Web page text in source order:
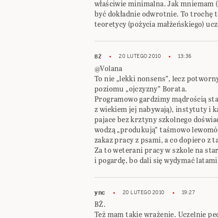
właściwie minimalna. Jak
być dokładnie odwrotnie. To trochę
teoretycy (pożycia małżeńskiego)
BŻ 20 LUTEGO 2010 13:36
@Volana
To nie „lekki nonsens”, lecz
poziomu „ojczyzny” Borata.
Programowo gardzimy mądrością
z wiekiem jej nabywają), instytuty i
pajace bez krztyny szkolnego
wodzą „produkują” taśmowo
zakaz pracy z psami, a co dopiero z
Za to weterani pracy w szkole na
i pogardę, bo dali się wydymać
ync 20 LUTEGO 2010 19:27
BŻ.
Też mam takie wrażenie. Uczelnie